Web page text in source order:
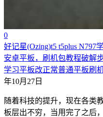
0
好记星(Ozing)t5 t5plus N797
安卓平板，刷机包教程破解
学习平板改正常普通平板刷
年10月27日
随着科技的提升，现在各类
板层出不穷，当用完了之后